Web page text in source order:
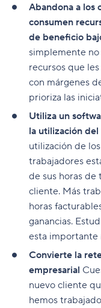
Abandona a los
consumen
de beneficio
simplemente
recursos que
con márgenes
prioriza las
Utiliza un
la utilización
utilización de
trabajadores
de sus horas
cliente. Más
horas
ganancias.
esta importante
Convierte la
empresarial
nuevo cliente
hemos